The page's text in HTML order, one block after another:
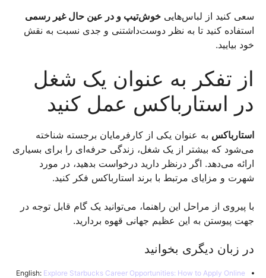
سعی کنید از لباس‌هایی خوش‌تیپ و در عین حال غیر رسمی
استفاده کنید تا به نظر دوست‌داشتنی و جدی نسبت به نقش
خود بیایید.
از تفکر به عنوان یک شغل
در استارباکس عمل کنید
استارباکس به عنوان یکی از کارفرمایان برجسته شناخته
می‌شود که بیشتر از یک شغل، زندگی حرفه‌ای را برای بسیاری
ارائه می‌دهد. اگر درنظر دارید درخواست بدهید، در مورد
شهرت و مزایای مرتبط با برند استارباکس فکر کنید.
با پیروی از مراحل این راهنما، می‌توانید یک گام قابل توجه در
جهت پیوستن به این عظیم جهانی قهوه بردارید.
در زبان دیگری بخوانید
English: Explore Starbucks Career Opportunities: How to Apply Online